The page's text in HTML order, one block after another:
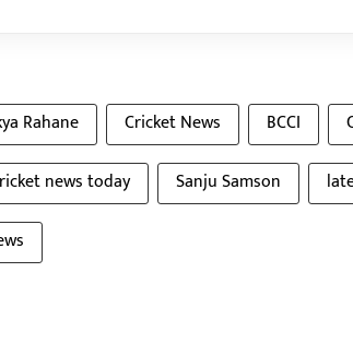
Rahane Cricket News BCCI
news today Sanju Samson